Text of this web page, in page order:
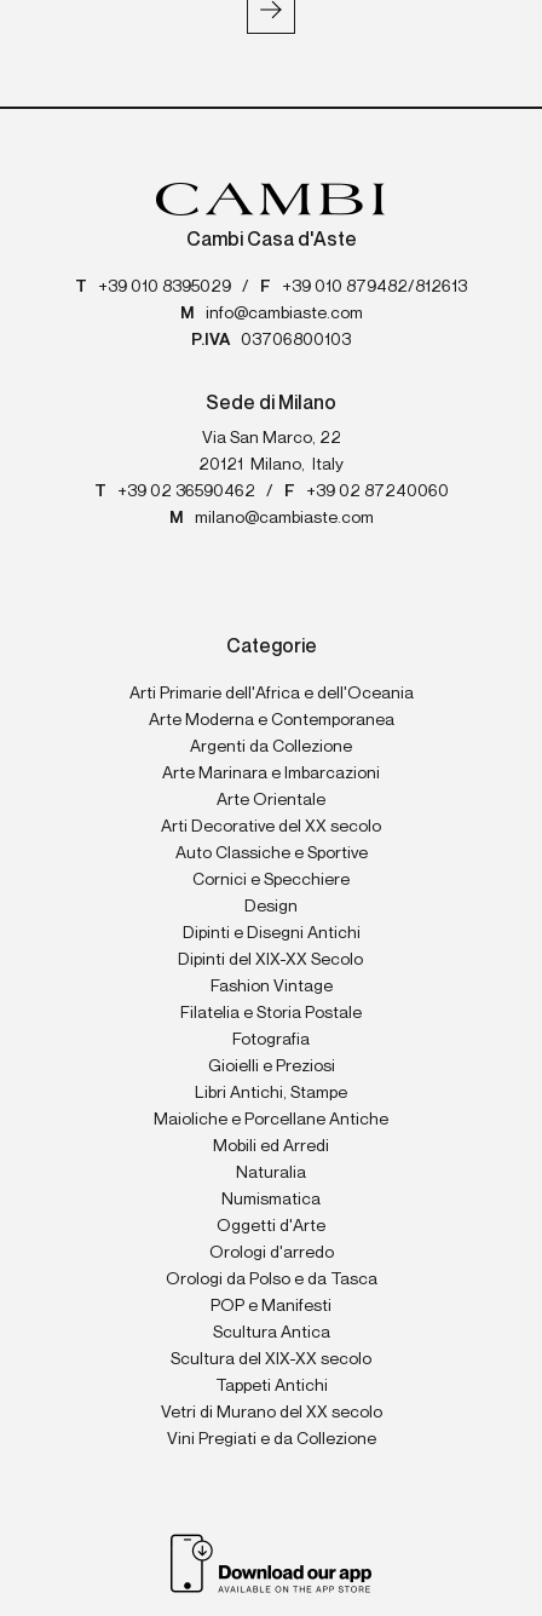
Cambi Casa d'Aste
T +39 010 8395029 / F
+39 010 879482/812613
M
info@cambiaste.com
P.IVA
03706800103
Sede di Milano
Via San Marco, 22
20121
Milano,
Italy
T
+39 02 36590462 / F
+39 02 87240060
M
milano@cambiaste.com
Categorie
Arti Primarie dell'Africa e dell'Oceania
Arte Moderna e Contemporanea
Argenti da Collezione
Arte Marinara e Imbarcazioni
Arte Orientale
Arti Decorative del XX secolo
Auto Classiche e Sportive
Cornici e Specchiere
Design
Dipinti e Disegni Antichi
Dipinti del XIX-XX Secolo
Fashion Vintage
Filatelia e Storia Postale
Fotografia
Gioielli e Preziosi
Libri Antichi, Stampe
Maioliche e Porcellane Antiche
Mobili ed Arredi
Naturalia
Numismatica
Oggetti d'Arte
Orologi d'arredo
Orologi da Polso e da Tasca
POP e Manifesti
Scultura Antica
Scultura del XIX-XX secolo
Tappeti Antichi
Vetri di Murano del XX secolo
Vini Pregiati e da Collezione